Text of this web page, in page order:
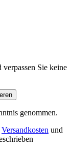
Sie keine
genommen.
Versandkosten und